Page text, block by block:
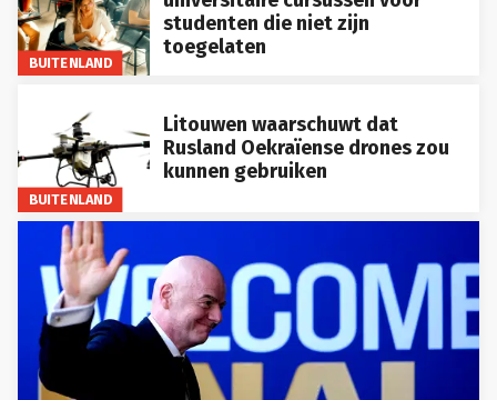
BUITENLAND
studenten die niet zijn
toegelaten
BUITENLAND
Litouwen waarschuwt dat
Rusland Oekraïense drones zou
kunnen gebruiken